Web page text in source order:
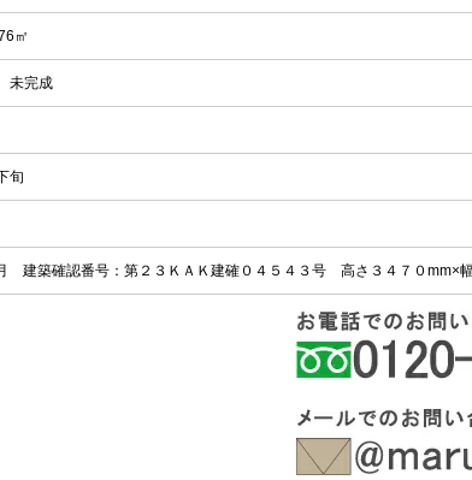
㎡
未完成
旬
建築確認番号：第２３ＫＡＫ建確０４５４３号 高さ３４７０mm×